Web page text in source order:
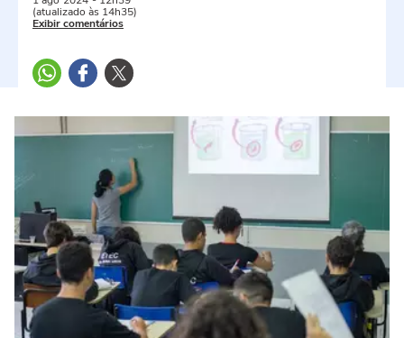
(atualizado às 14h35)
Exibir comentários